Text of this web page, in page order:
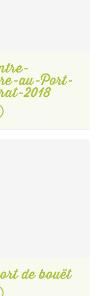
au-Port-
2018
de bouët